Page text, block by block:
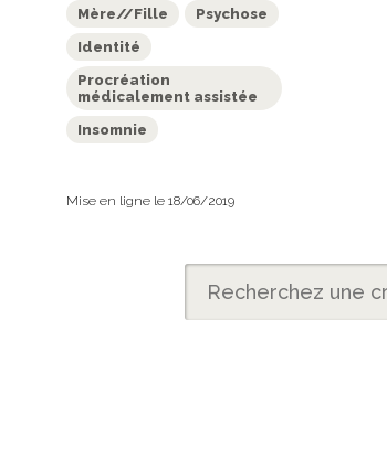
Mère//Fille
Psychose
Identité
Procréation
médicalement assistée
Insomnie
Mise en ligne le 18/06/2019